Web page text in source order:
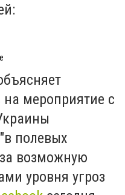
мероприятие с
полевых
возможную
уровня угроз